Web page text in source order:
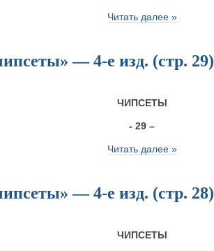
Читать далее »
— 4-е изд. (стр. 29)
ЧИПСЕТЫ
- 29 –
Читать далее »
— 4-е изд. (стр. 28)
ЧИПСЕТЫ